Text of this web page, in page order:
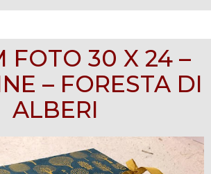
FOTO 30 X 24 –
– FORESTA DI
ALBERI